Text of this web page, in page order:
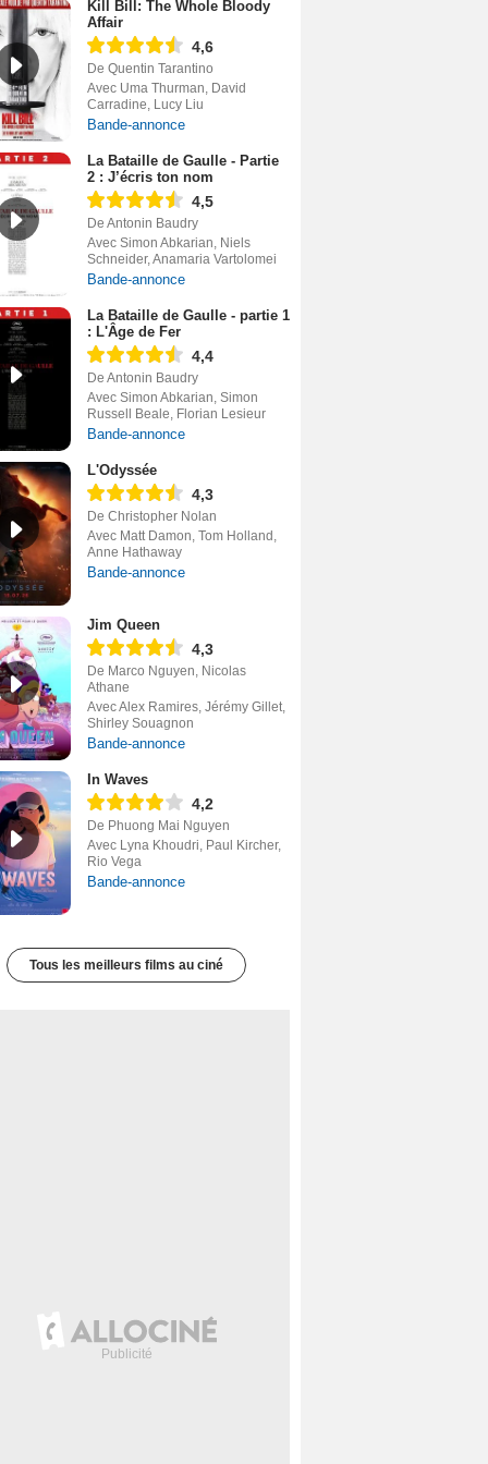
Kill Bill: The Whole Bloody
Affair
4,6
De Quentin Tarantino
Avec Uma Thurman, David
Carradine, Lucy Liu
Bande-annonce
La Bataille de Gaulle - Partie
2 : J’écris ton nom
4,5
De Antonin Baudry
Avec Simon Abkarian, Niels
Schneider, Anamaria Vartolomei
Bande-annonce
La Bataille de Gaulle - partie 1
: L'Âge de Fer
4,4
De Antonin Baudry
Avec Simon Abkarian, Simon
Russell Beale, Florian Lesieur
Bande-annonce
L'Odyssée
4,3
De Christopher Nolan
Avec Matt Damon, Tom Holland,
Anne Hathaway
Bande-annonce
Jim Queen
4,3
De Marco Nguyen, Nicolas
Athane
Avec Alex Ramires, Jérémy Gillet,
Shirley Souagnon
Bande-annonce
In Waves
4,2
De Phuong Mai Nguyen
Avec Lyna Khoudri, Paul Kircher,
Rio Vega
Bande-annonce
Tous les meilleurs films au ciné